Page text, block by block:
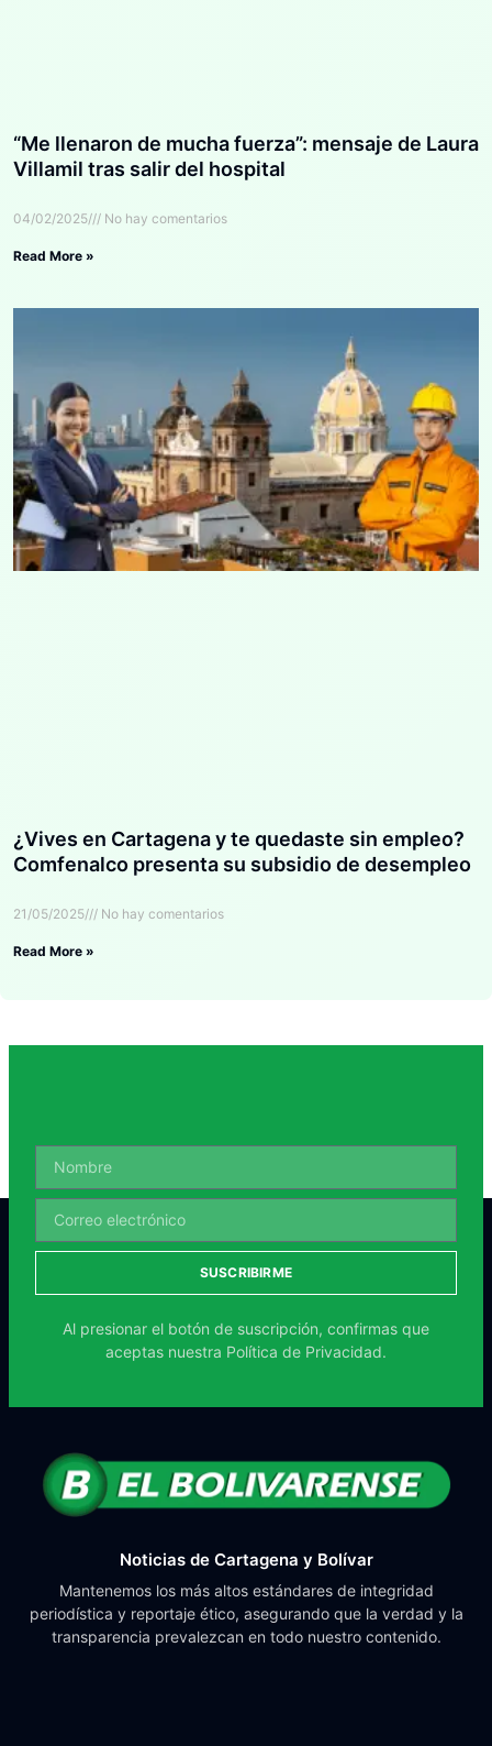
“Me llenaron de mucha fuerza”: mensaje de Laura
Villamil tras salir del hospital
04/02/2025 No hay comentarios
Read More »
¿Vives en Cartagena y te quedaste sin empleo?
Comfenalco presenta su subsidio de desempleo
21/05/2025 No hay comentarios
Read More »
SUSCRIBIRME
Al presionar el botón de suscripción, confirmas que
aceptas nuestra Política de Privacidad.
Noticias de Cartagena y Bolívar
Mantenemos los más altos estándares de integridad
periodística y reportaje ético, asegurando que la verdad y la
transparencia prevalezcan en todo nuestro contenido.